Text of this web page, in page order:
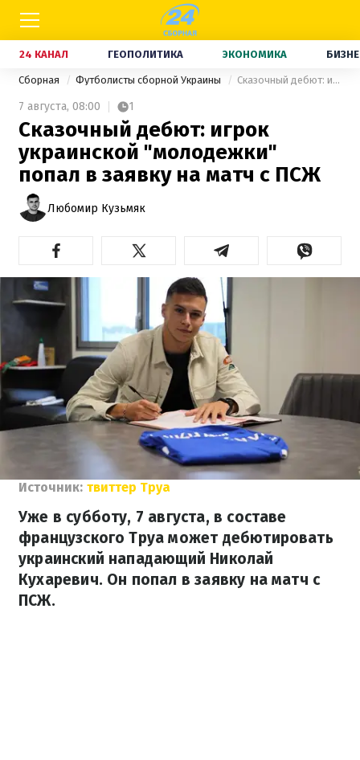
24 КАНАЛ ГЕОПОЛИТИКА ЭКОНОМИКА
Сборная Футболисты сборной Украины Сказочный дебют: игрок украинской "молодежки" попал в заявку на матч с ПСЖ
7 августа, 08:00 1
Сказочный дебют: игрок
украинской "молодежки"
попал в заявку на матч с ПСЖ
Любомир Кузьмяк
Источник: твиттер Труа
Уже в субботу, 7 августа, в составе
французского Труа может дебютировать
украинский нападающий Николай
Кухаревич. Он попал в заявку на матч с
ПСЖ.